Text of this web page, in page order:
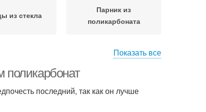
из стекла
Парник из
поликарбоната
Показать все
поликарбонат
последний, так как он лучше